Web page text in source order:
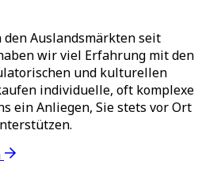
Auslandsmärkten seit
wir viel Erfahrung mit den
und kulturellen
individuelle, oft komplexe
ein Anliegen, Sie stets vor Ort